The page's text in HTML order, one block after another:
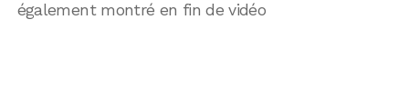
également montré en fin de vidéo